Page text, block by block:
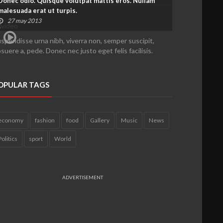
erat ut turpis.
27 may 2013
urna nibh, viverra non, semper suscipit,
a, pede. Donec nec justo eget felis facilisis.
TAGS
fashion food Gallery Music News
sport World
ADVERTISEMENT